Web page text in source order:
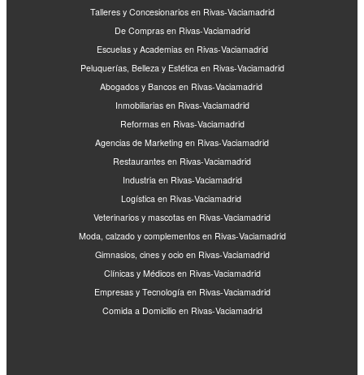
Talleres y Concesionarios en Rivas-Vaciamadrid
De Compras en Rivas-Vaciamadrid
Escuelas y Academias en Rivas-Vaciamadrid
Peluquerías, Belleza y Estética en Rivas-Vaciamadrid
Abogados y Bancos en Rivas-Vaciamadrid
Inmobiliarias en Rivas-Vaciamadrid
Reformas en Rivas-Vaciamadrid
Agencias de Marketing en Rivas-Vaciamadrid
Restaurantes en Rivas-Vaciamadrid
Industria en Rivas-Vaciamadrid
Logística en Rivas-Vaciamadrid
Veterinarios y mascotas en Rivas-Vaciamadrid
Moda, calzado y complementos en Rivas-Vaciamadrid
Gimnasios, cines y ocio en Rivas-Vaciamadrid
Clínicas y Médicos en Rivas-Vaciamadrid
Empresas y Tecnología en Rivas-Vaciamadrid
Comida a Domicilio en Rivas-Vaciamadrid